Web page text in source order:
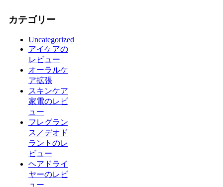
カテゴリー
Uncategorized
アイケアの
レビュー
オーラルケ
ア拡張
スキンケア
家電のレビ
ュー
フレグラン
ス／デオド
ラントのレ
ビュー
ヘアドライ
ヤーのレビ
ュー